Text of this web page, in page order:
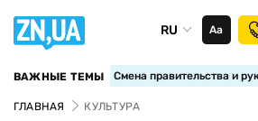
RU Аа
ВАЖНЫЕ ТЕМЫ Смена правительства и
ГЛАВНАЯ КУЛЬТУРА